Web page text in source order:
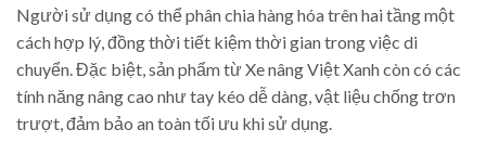
Người sử dụng có thể phân chia hàng hóa trên hai tầng một
cách hợp lý, đồng thời tiết kiệm thời gian trong việc di
chuyển. Đặc biệt, sản phẩm từ Xe nâng Việt Xanh còn có các
tính năng nâng cao như tay kéo dễ dàng, vật liệu chống trơn
trượt, đảm bảo an toàn tối ưu khi sử dụng.